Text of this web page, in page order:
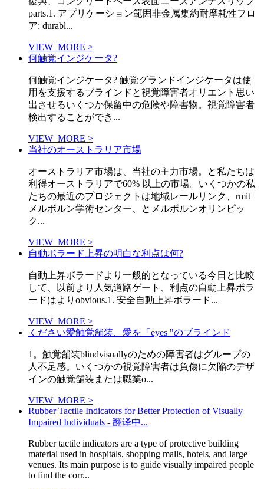
parts.1. アプリケーション範囲非金属集約耐摩耗性フロ
ア: durabl...
VIEW_MORE >
何触覚インジケータ?
何触覚インジケータ? 触覚グランドインジケータは使
用を支援するブラインドと視覚障害者オリエント思い
出させるいくつか保留中の危険や障害物。視覚障害者
検出することができ...
VIEW_MORE >
当社のオーストラリア市場
オーストラリア市場は、当社の主力市場。と私たちは
利得オーストラリアで60% 以上の市場。いくつかの私
たちの最近のプロジェクトは地域レールリンク、rmit
メルボルン学術センター、とメルボルンオリンピッ
ク...
VIEW_MORE >
自動ボラード上昇の明白な利点は何?
自動上昇ボラードより一般的となっている今日と比較
して、以前より人気道路ゲート、利点の自動上昇ボラ
ードはよりobvious.1. 安全自動上昇ボラード...
VIEW_MORE >
ください愛触覚舗装、愛を「eyes "のブラインド
1。触覚舗装blindvisuallyのための障害者はグループの
人不足感。いくつかの視覚障害者は負傷に欠陥のデザ
インの触覚舗装または職業o...
VIEW_MORE >
Rubber Tactile Indicators for Better Protection of Visually
Impaired Individuals - 翻译中...
Rubber tactile indicators are a type of protective building
material used in hospitals, shopping malls, hotels, and large
venues. Its main purpose is to guide visually impaired people
to find the corr...